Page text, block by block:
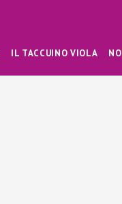
IL TACCUINO VIOLA